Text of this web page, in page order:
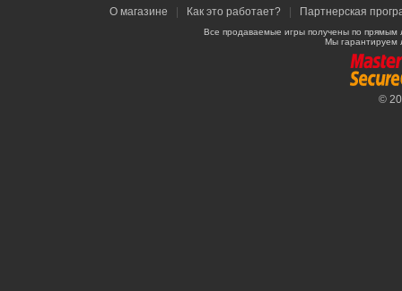
О магазине Как это работает? Партнерская
Все продаваемые игры получены по
Мы гарантируем
©